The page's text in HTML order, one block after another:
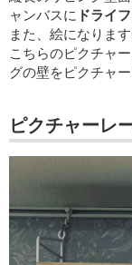
ャンバスに ドライ
また、絵になります
こちらのピクチャ
グの壁をピクチャ
ピクチャーレ